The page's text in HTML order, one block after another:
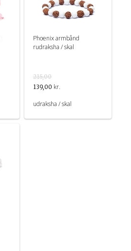
Phoenix armbånd
rudraksha / skal
215,00
139,00 kr.
udraksha / skal